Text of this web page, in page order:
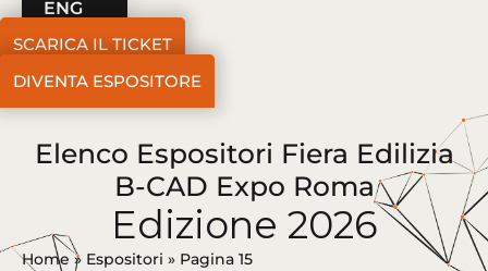
ENG
SCARICA IL TICKET
DIVENTA ESPOSITORE
Elenco Espositori Fiera Edilizia
B-CAD Expo Roma
Edizione 2026
Home» Espositori » Pagina 15